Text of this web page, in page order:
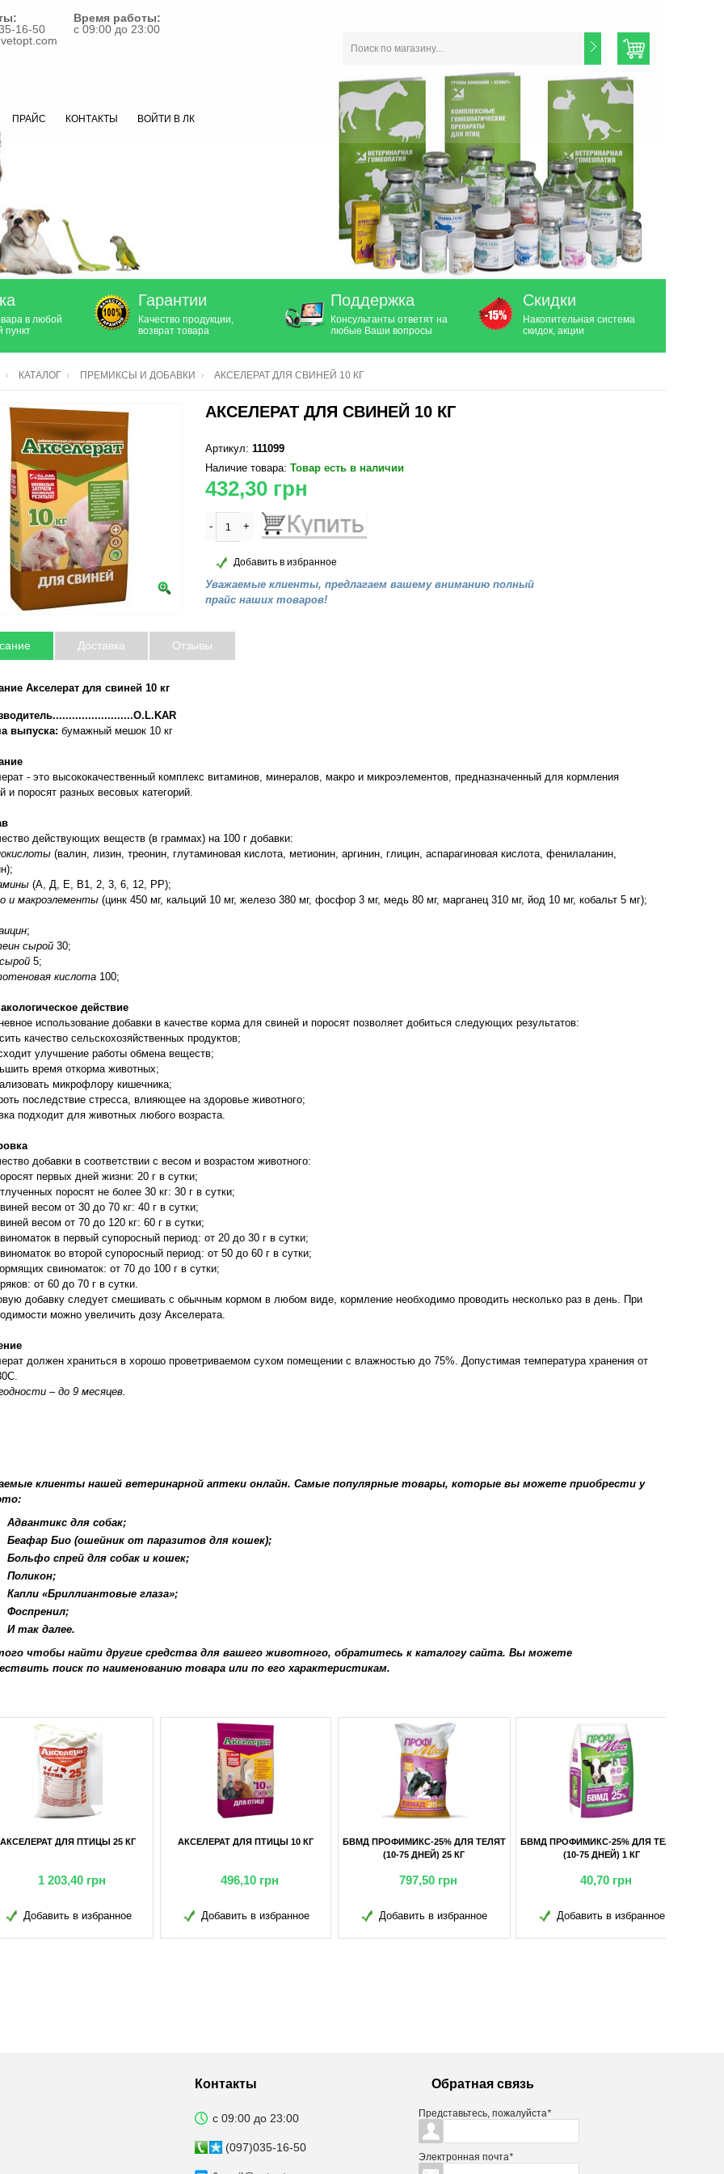
16-50
Время работы:
с 09:00 до 23:00
ПРАЙС КОНТАКТЫ ВОЙТИ В ЛК
в любой
пункт
Гарантии
Качество продукции,
возврат товара
Поддержка
Консультанты ответят на
любые Ваши вопросы
Скидки
Накопительная система
скидок, акции
КАТАЛОГ ПРЕМИКСЫ И ДОБАВКИ АКСЕЛЕРАТ ДЛЯ СВИНЕЙ 10 КГ
АКСЕЛЕРАТ ДЛЯ СВИНЕЙ 10 КГ
Артикул: 111099
Наличие товара: Товар есть в наличии
432,30 грн
- +
Добавить в избранное
Уважаемые клиенты, предлагаем вашему вниманию полный
прайс наших товаров!
Доставка Отзывы
Акселерат для свиней 10 кг
выпуска: бумажный мешок 10 кг
- это высококачественный комплекс витаминов, минералов, макро и микроэлементов, предназначенный для кормления
и поросят разных весовых категорий.
действующих веществ (в граммах) на 100 г добавки:
(валин, лизин, треонин, глутаминовая кислота, метионин, аргинин, глицин, аспарагиновая кислота, фенилаланин,
(А, Д, Е, В1, 2, 3, 6, 12, РР);
и макроэлементы (цинк 450 мг, кальций 10 мг, железо 380 мг, фосфор 3 мг, медь 80 мг, марганец 310 мг, йод 10 мг, кобальт 5 мг);
;
сырой 30;
5;
кислота 100;
действие
использование добавки в качестве корма для свиней и поросят позволяет добиться следующих результатов:
качество сельскохозяйственных продуктов;
улучшение работы обмена веществ;
время откорма животных;
микрофлору кишечника;
последствие стресса, влияющее на здоровье животного;
подходит для животных любого возраста.
добавки в соответствии с весом и возрастом животного:
первых дней жизни: 20 г в сутки;
поросят не более 30 кг: 30 г в сутки;
весом от 30 до 70 кг: 40 г в сутки;
весом от 70 до 120 кг: 60 г в сутки;
в первый супоросный период: от 20 до 30 г в сутки;
во второй супоросный период: от 50 до 60 г в сутки;
свиноматок: от 70 до 100 г в сутки;
от 60 до 70 г в сутки.
добавку следует смешивать с обычным кормом в любом виде, кормление необходимо проводить несколько раз в день. При
можно увеличить дозу Акселерата.
должен храниться в хорошо проветриваемом сухом помещении с влажностью до 75%. Допустимая температура хранения от
– до 9 месяцев.
клиенты нашей ветеринарной аптеки онлайн. Самые популярные товары, которые вы можете приобрести у
Адвантикс для собак;
Беафар Био (ошейник от паразитов для кошек);
Больфо спрей для собак и кошек;
Поликон;
Капли «Бриллиантовые глаза»;
Фоспренил;
И так далее.
чтобы найти другие средства для вашего животного, обратитесь к каталогу сайта. Вы можете
поиск по наименованию товара или по его характеристикам.
ДЛЯ ПТИЦЫ 10 КГ
496,10 грн
Добавить в избранное
БВМД ПРОФИМИКС-25% ДЛЯ ТЕЛЯТ
797,50 грн
Добавить в избранное
БВМД ПРОФИМИКС-25% ДЛЯ ТЕЛЯТ
(10-75 ДНЕЙ) 1 КГ
40,70 грн
Добавить в избранное
БВМД ПРОФИМИКС-10% ДЛЯ
ДОЙНЫХ КОРОВ 25 КГ
911,90 грн
Добавить в избранное
Контакты
с 09:00 до 23:00
(097)035-16-50
Обратная связь
Представьтесь, пожалуйста*
Электронная почта*